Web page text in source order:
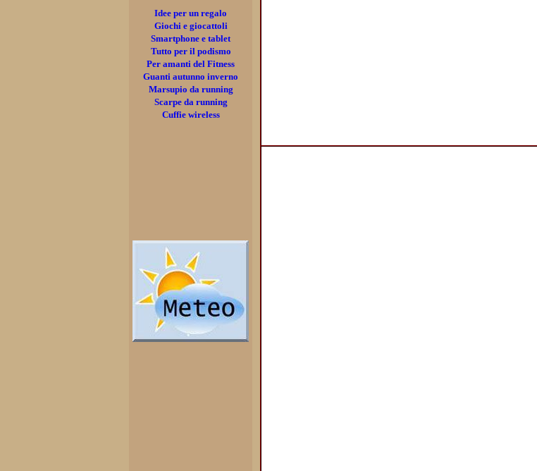
Idee per un regalo
Giochi e giocattoli
Smartphone e tablet
Tutto per il podismo
Per amanti del Fitness
Guanti autunno inverno
Marsupio da running
Scarpe da running
Cuffie wireless